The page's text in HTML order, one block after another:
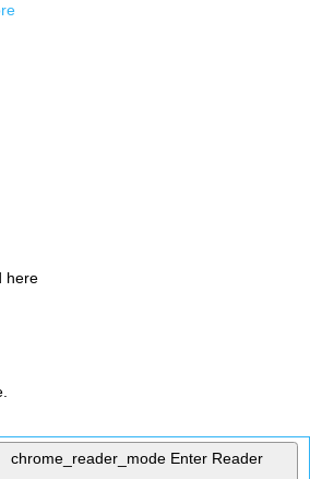
here
chrome_reader_mode Enter Reader